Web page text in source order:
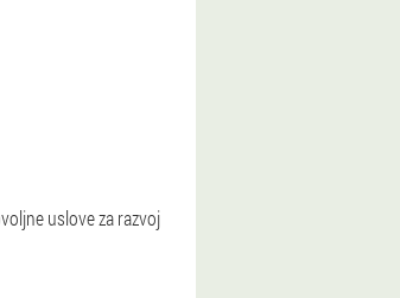
uslove za razvoj